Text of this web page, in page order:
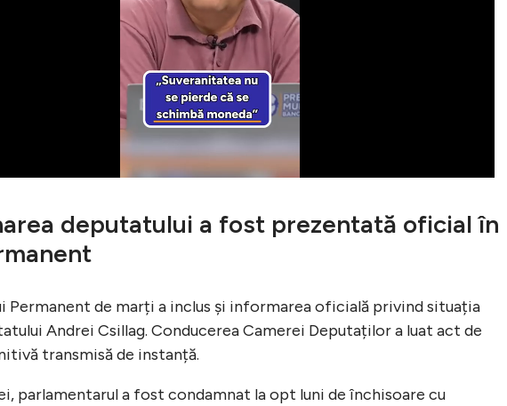
deputatului a fost prezentată oficial în
Permanent de marți a inclus și informarea oficială privind situația
Andrei Csillag. Conducerea Camerei Deputaților a luat act de
transmisă de instanță.
parlamentarul a fost condamnat la opt luni de închisoare cu